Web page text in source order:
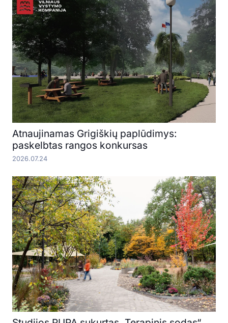
Atnaujinamas Grigiškių paplūdimys:
paskelbtas rangos konkursas
2026.07.24